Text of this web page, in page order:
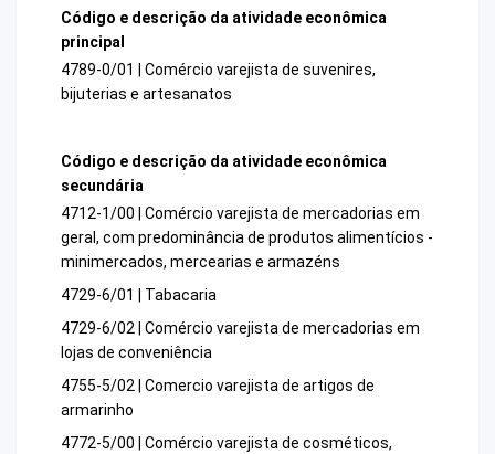
Código e descrição da atividade econômica
principal
4789-0/01 | Comércio varejista de suvenires,
bijuterias e artesanatos
Código e descrição da atividade econômica
secundária
4712-1/00 | Comércio varejista de mercadorias em
geral, com predominância de produtos alimentícios -
minimercados, mercearias e armazéns
4729-6/01 | Tabacaria
4729-6/02 | Comércio varejista de mercadorias em
lojas de conveniência
4755-5/02 | Comercio varejista de artigos de
armarinho
4772-5/00 | Comércio varejista de cosméticos,